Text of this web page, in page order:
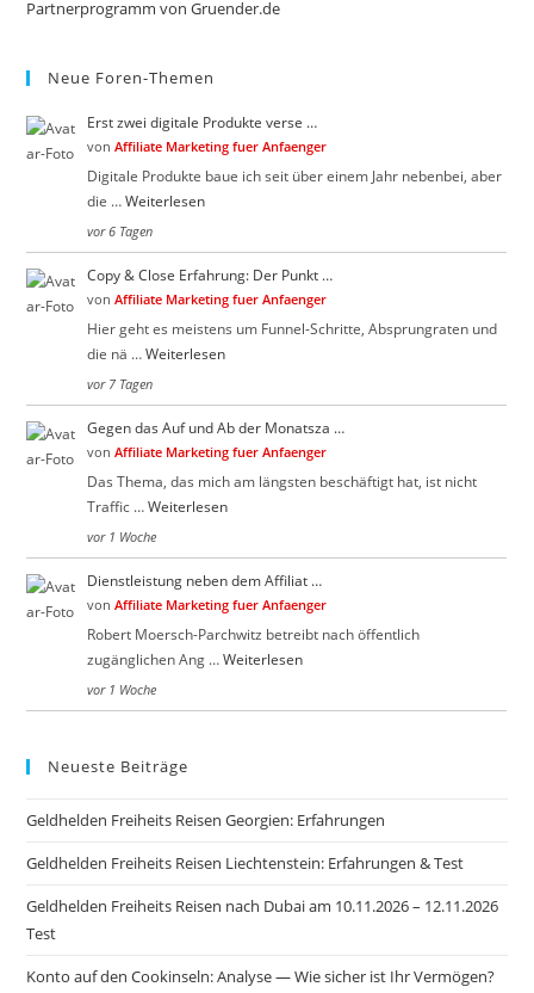
Partnerprogramm von Gruender.de
Neue Foren-Themen
Erst zwei digitale Produkte verse …
vonAffiliate Marketing fuer Anfaenger
Digitale Produkte baue ich seit über einem Jahr nebenbei, aber
die …Weiterlesen
vor 6 Tagen
Copy & Close Erfahrung: Der Punkt …
vonAffiliate Marketing fuer Anfaenger
Hier geht es meistens um Funnel-Schritte, Absprungraten und
die nä …Weiterlesen
vor 7 Tagen
Gegen das Auf und Ab der Monatsza …
vonAffiliate Marketing fuer Anfaenger
Das Thema, das mich am längsten beschäftigt hat, ist nicht
Traffic …Weiterlesen
vor 1 Woche
Dienstleistung neben dem Affiliat …
vonAffiliate Marketing fuer Anfaenger
Robert Moersch-Parchwitz betreibt nach öffentlich
zugänglichen Ang …Weiterlesen
vor 1 Woche
Neueste Beiträge
Geldhelden Freiheits Reisen Georgien: Erfahrungen
Geldhelden Freiheits Reisen Liechtenstein: Erfahrungen & Test
Geldhelden Freiheits Reisen nach Dubai am 10.11.2026 – 12.11.2026
Test
Konto auf den Cookinseln: Analyse — Wie sicher ist Ihr Vermögen?